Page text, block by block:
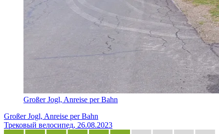
Großer Jogl, Anreise per Bahn
Großer Jogl, Anreise per Bahn
Трековый велосипед, 26.08.2023